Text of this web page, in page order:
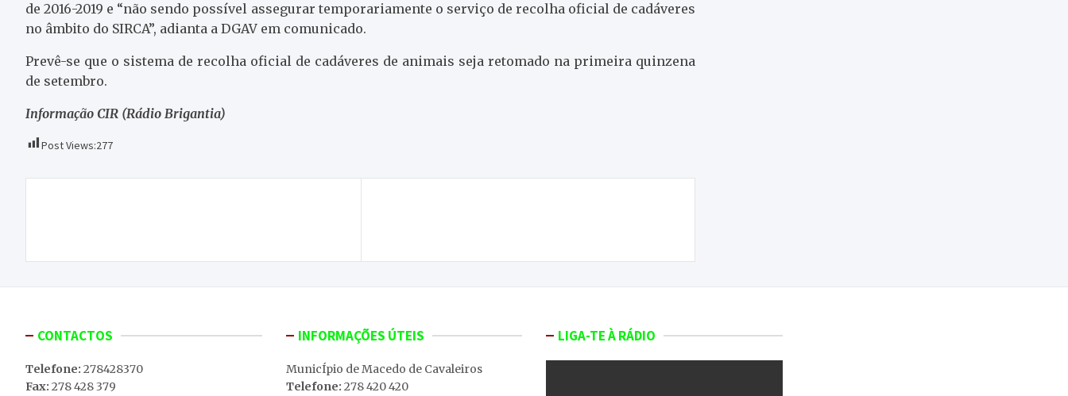
de 2016-2019 e “não sendo possível assegurar temporariamente o serviço de recolha oficial de cadáveres
no âmbito do SIRCA”, adianta a DGAV em comunicado.
Prevê-se que o sistema de recolha oficial de cadáveres de animais seja retomado na primeira quinzena
de setembro.
Informação CIR (Rádio Brigantia)
Post Views:277
artigos
CONTACTOS
Telefone: 278428370
Fax: 278 428 379
INFORMAÇÕES ÚTEIS
MunicÍpio de Macedo de Cavaleiros
Telefone: 278 420 420
LIGA-TE À RÁDIO